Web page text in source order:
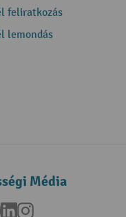
feliratkozás
lemondás
Média
YouTubeLinkedInInstagram